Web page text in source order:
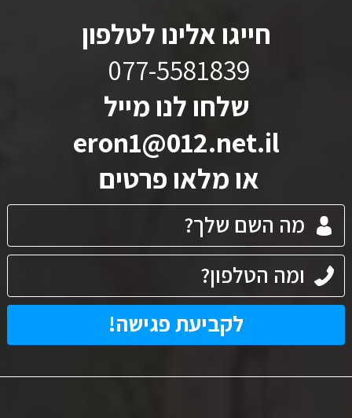
חייגו אלינו לטלפון
077-5581839
שלחו לנו מייל
eron1@012.net.il
או מלאו פרטים